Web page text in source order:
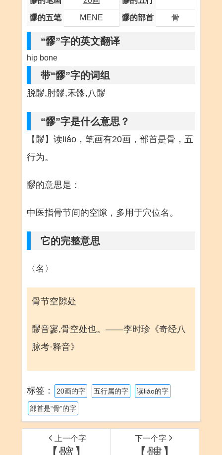
髎的五笔 MENE 髎的部首 骨
“髎”字的英文翻译
hip bone
带“髎”字的词组
脱髎,肘髎,禾髎,八髎
“髎”字是什么意思？
【髎】读liáo，笔画有20画，部首是骨，五
行为。
髎的意思是：
中医指骨节间的空隙，多用于穴位名。
它的完整意思
〈名〉
骨节空隙处
髎音寥,骨空处也。——李时珍《奇经八
脉考·释音》
标签： 20画的字 五行属的字 读liáo的字
部首是“骨”的字
上一个字 下一个字